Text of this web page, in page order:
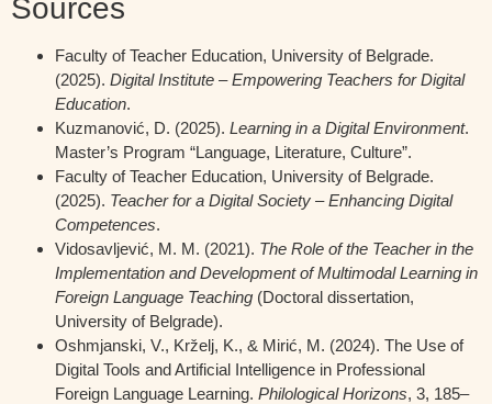
Sources
Faculty of Teacher Education, University of Belgrade.
(2025). Digital Institute – Empowering Teachers for Digital
Education.
Kuzmanović, D. (2025). Learning in a Digital Environment.
Master’s Program “Language, Literature, Culture”.
Faculty of Teacher Education, University of Belgrade.
(2025). Teacher for a Digital Society – Enhancing Digital
Competences.
Vidosavljević, M. M. (2021). The Role of the Teacher in the
Implementation and Development of Multimodal Learning in
Foreign Language Teaching (Doctoral dissertation,
University of Belgrade).
Oshmjanski, V., Krželj, K., & Mirić, M. (2024). The Use of
Digital Tools and Artificial Intelligence in Professional
Foreign Language Learning. Philological Horizons, 3, 185–